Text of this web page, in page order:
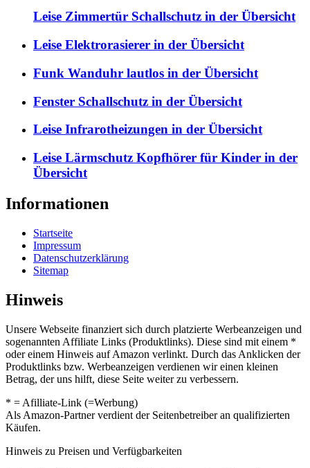
Leise Zimmertür Schallschutz in der Übersicht
Leise Elektrorasierer in der Übersicht
Funk Wanduhr lautlos in der Übersicht
Fenster Schallschutz in der Übersicht
Leise Infrarotheizungen in der Übersicht
Leise Lärmschutz Kopfhörer für Kinder in der
Übersicht
Informationen
Startseite
Impressum
Datenschutzerklärung
Sitemap
Hinweis
Unsere Webseite finanziert sich durch platzierte Werbeanzeigen und
sogenannten Affiliate Links (Produktlinks). Diese sind mit einem *
oder einem Hinweis auf Amazon verlinkt. Durch das Anklicken der
Produktlinks bzw. Werbeanzeigen verdienen wir einen kleinen
Betrag, der uns hilft, diese Seite weiter zu verbessern.
* = Afilliate-Link (=Werbung)
Als Amazon-Partner verdient der Seitenbetreiber an qualifizierten
Käufen.
Hinweis zu Preisen und Verfügbarkeiten